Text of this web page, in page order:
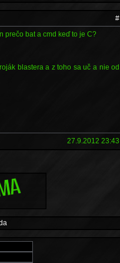
#
prečo bat a cmd keď to je C?
blastera a z toho sa uč a nie od
27.9.2012 23:43